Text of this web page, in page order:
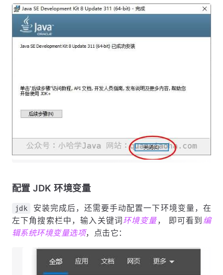
配置 JDK 环境变量
jdk
安装完成后，还需要手动配置一下环境变量，在
左下角搜索栏中，输入关键词环境变量， 即可看到 编
辑系统环境变量选项，点击它：